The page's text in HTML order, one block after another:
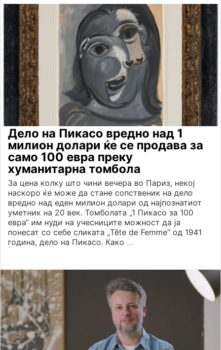
Дело на Пикасо вредно над 1
милион долари ќе се продава за
само 100 евра преку
хуманитарна томбола
За цена колку што чини вечера во Париз, некој
наскоро ќе може да стане сопственик на дело
вредно над еден милион долари од најпознатиот
уметник на 20 век. Томболата „1 Пикасо за 100
евра“ им нуди на учесниците можност да ја
понесат со себе сликата „Tête de Femme“ од 1941
година, дело на Пикасо. Како …